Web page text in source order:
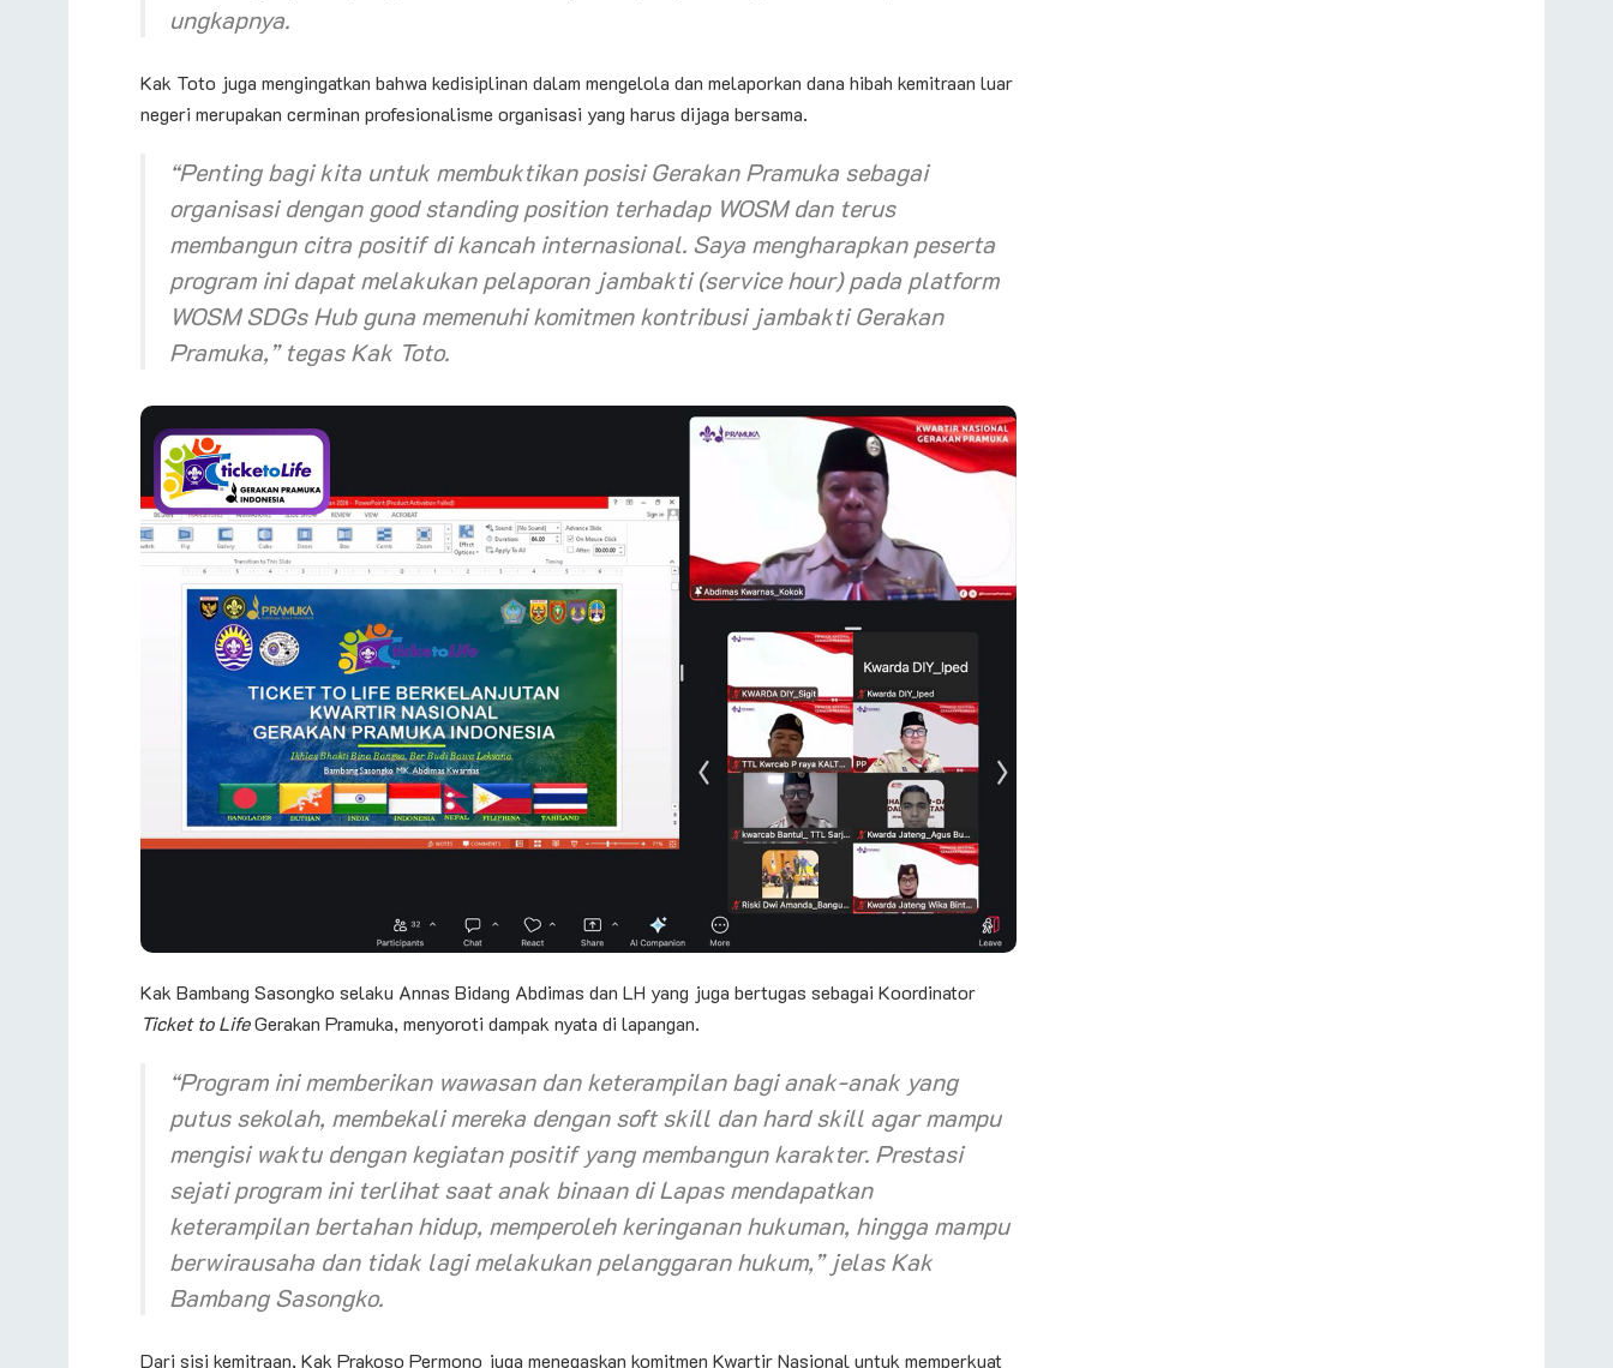
ungkapnya.
Kak Toto juga mengingatkan bahwa kedisiplinan dalam mengelola dan melaporkan dana hibah kemitraan luar
negeri merupakan cerminan profesionalisme organisasi yang harus dijaga bersama.
“Penting bagi kita untuk membuktikan posisi Gerakan Pramuka sebagai
organisasi dengan good standing positionterhadap WOSM dan terus
membangun citra positif di kancah internasional. Saya mengharapkan peserta
program ini dapat melakukan pelaporan jambakti (service hour) pada platform
WOSM SDGs Hub guna memenuhi komitmen kontribusi jambakti Gerakan
Pramuka,” tegas Kak Toto.
Kak Bambang Sasongko selaku Annas Bidang Abdimas dan LH yang juga bertugas sebagai Koordinator
Ticket to LifeGerakan Pramuka, menyoroti dampak nyata di lapangan.
“Program ini memberikan wawasan dan keterampilan bagi anak-anak yang
putus sekolah, membekali mereka dengansoft skill danhard skill agar mampu
mengisi waktu dengan kegiatan positif yang membangun karakter. Prestasi
sejati program ini terlihat saat anak binaan di Lapas mendapatkan
keterampilan bertahan hidup, memperoleh keringanan hukuman, hingga mampu
berwirausaha dan tidak lagi melakukan pelanggaran hukum,” jelas Kak
Bambang Sasongko.
Dari sisi kemitraan, Kak Prakoso Permono juga menegaskan komitmen Kwartir Nasional untuk memperkuat